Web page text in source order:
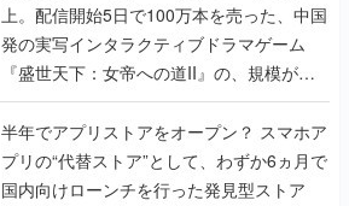
上。配信開始5日で100万本を売った、中国
発の実写インタラクティブドラマゲーム
『盛世天下：女帝への道II』の、規模が違
うこだわりをプロデューサーに聞いた
半年でアプリストアをオープン？ スマホア
プリの“代替ストア”として、わずか6ヵ月で
国内向けローンチを行った発見型ストア